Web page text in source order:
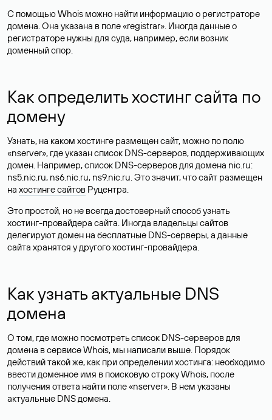
С помощью Whois можно найти информацию о регистраторе
домена. Она указана в поле «registrar». Иногда данные о
регистраторе нужны для суда, например, если возник
доменный спор.
Как определить хостинг сайта по
домену
Узнать, на каком хостинге размещен сайт, можно по полю
«nserver», где указан список DNS-серверов, поддерживающих
домен. Например, список DNS-серверов для домена nic.ru:
ns5.nic.ru, ns6.nic.ru, ns9.nic.ru. Это значит, что сайт размещен
на хостинге сайтов Руцентра.
Это простой, но не всегда достоверный способ узнать
хостинг-провайдера сайта. Иногда владельцы сайтов
делегируют домен на бесплатные DNS-серверы, а данные
сайта хранятся у другого хостинг-провайдера.
Как узнать актуальные DNS
домена
О том, где можно посмотреть список DNS-серверов для
домена в сервисе Whois, мы написали выше. Порядок
действий такой же, как при определении хостинга: необходимо
ввести доменное имя в поисковую строку Whois, после
получения ответа найти поле «nserver». В нем указаны
актуальные DNS домена.